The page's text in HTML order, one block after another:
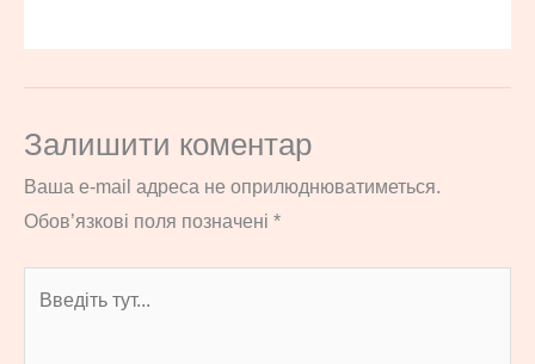
Залишити коментар
Ваша e-mail адреса не оприлюднюватиметься.
Обов’язкові поля позначені *